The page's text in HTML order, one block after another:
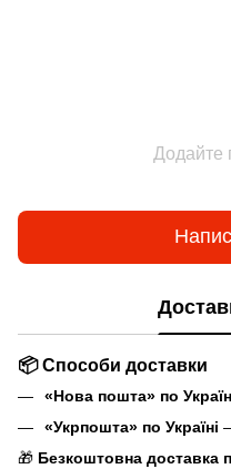
Додайте
📦 Способи доставки
«Нова пошта» по
«Укрпошта» по Україні
🎁 Безкоштовна доставка